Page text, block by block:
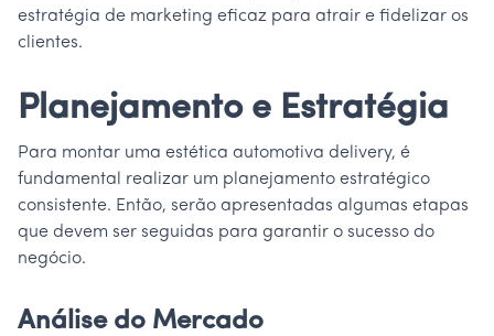
estratégia de marketing eficaz para atrair e fidelizar os
clientes.
Planejamento e Estratégia
Para montar uma estética automotiva delivery, é
fundamental realizar um planejamento estratégico
consistente. Então, serão apresentadas algumas etapas
que devem ser seguidas para garantir o sucesso do
negócio.
Análise do Mercado